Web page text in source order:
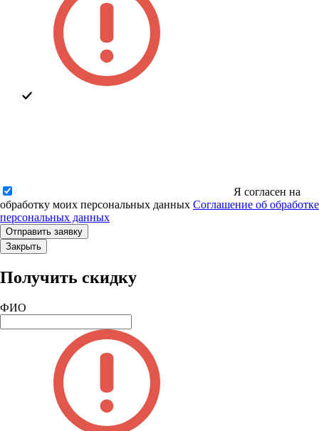
Я согласен на
обработку моих персональных данных Соглашение об обработке
персональных данных
Закрыть
Получить скидку
ФИО